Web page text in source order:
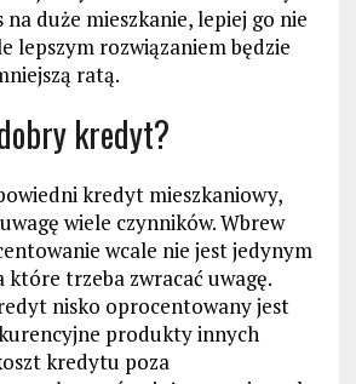
na duże mieszkanie, lepiej go nie
lepszym rozwiązaniem będzie
ratą.
kredyt?
kredyt mieszkaniowy,
wiele czynników. Wbrew
wcale nie jest jedynym
trzeba zwracać uwagę.
nisko oprocentowany jest
produkty innych
kredytu poza